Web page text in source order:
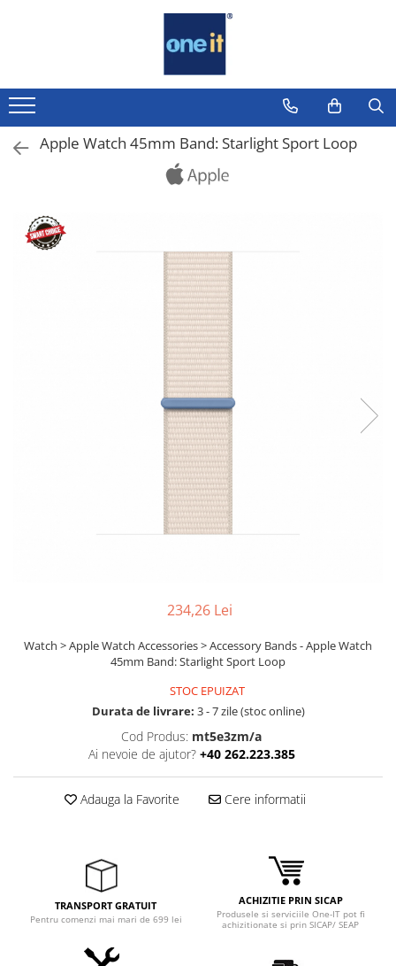
Laptop, Tablete & Telefoane
Laptop / Notebook
Notebook Consumer
Componente Laptop
Tablete & accesorii
Sisteme Desktop & Monitoare
Microfoane & Casti Gaming
Mouse Gaming
Periferice PC
Camere Web
Adaptoare
Tastaturi
Apple Watch 45mm Band: Starlight Sport Loop
234,26 Lei
Watch > Apple Watch Accessories > Accessory Bands - Apple Watch
45mm Band: Starlight Sport Loop
STOC EPUIZAT
Durata de livrare: 3 - 7 zile (stoc online)
Cod Produs: mt5e3zm/a
Ai nevoie de ajutor? +40 262.223.385
Adauga la Favorite Cere informatii
TRANSPORT GRATUIT
Pentru comenzi mai mari de 699 lei
ACHIZITIE PRIN SICAP
Produsele si serviciile One-IT pot fi
achizitionate si prin SICAP/ SEAP